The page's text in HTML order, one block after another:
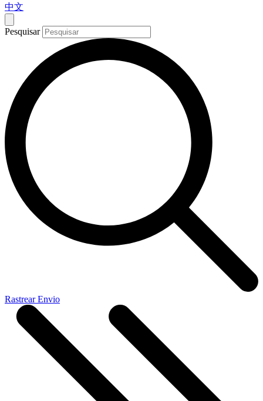
中文
Pesquisar
Rastrear Envio